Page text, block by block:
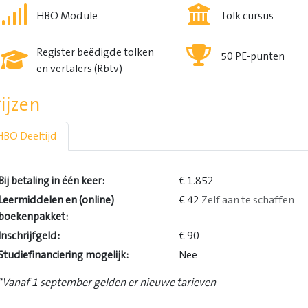
HBO Module Tolk cursus
Register beëdigde tolken
en vertalers (Rbtv)
50 PE-punten
Deeltijd
betaling in één keer:
€ 1.852
en (online)
€ 42 Zelf aan te schaffen
€ 90
mogelijk:
Nee
1 september gelden er nieuwe tarieven